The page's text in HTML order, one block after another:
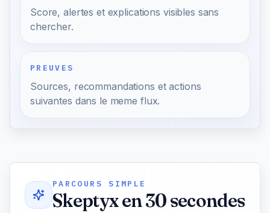
Score, alertes et explications visibles sans
chercher.
PREUVES
Sources, recommandations et actions
suivantes dans le meme flux.
PARCOURS SIMPLE
Skeptyx en 30 secondes